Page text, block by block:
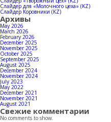
Слайдер для «Молочного цеха» (KZ)
Слайдер Коровники (KZ)
Архивы
May 2026
March 2026
February 2026
December 2025
November 2025
October 2025
September 2025
August 2025
December 2024
November 2024
July 2023
May 2022
December 2021
November 2021
August 2021
Свежие комментарии
No comments to show.